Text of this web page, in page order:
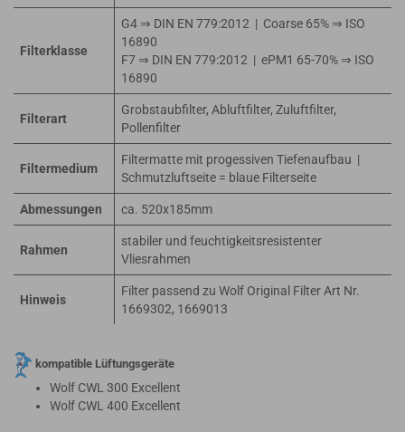
Filterklasse
G4 ⇒ DIN EN 779:2012 | Coarse 65% ⇒ ISO
16890
F7 ⇒ DIN EN 779:2012 | ePM1 65-70% ⇒ ISO
16890
Filterart
Grobstaubfilter, Abluftfilter, Zuluftfilter,
Pollenfilter
Filtermedium
Filtermatte mit progessiven Tiefenaufbau |
Schmutzluftseite = blaue Filterseite
Abmessungen ca. 520x185mm
Rahmen
stabiler und feuchtigkeitsresistenter
Vliesrahmen
Hinweis
Filter passend zu Wolf Original Filter Art Nr.
1669302, 1669013
kompatible Lüftungsgeräte
Wolf CWL 300 Excellent
Wolf CWL 400 Excellent